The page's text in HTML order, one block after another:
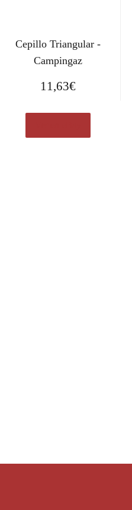
Cepillo Triangular -
Campingaz
11,63€